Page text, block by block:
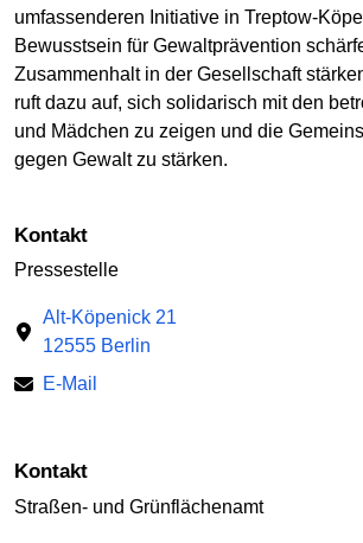
umfassenderen Initiative in Treptow-
Bewusstsein für Gewaltprävention
Zusammenhalt in der Gesellschaft
ruft dazu auf, sich solidarisch mit den
und Mädchen zu zeigen und die
gegen Gewalt zu stärken.
Kontakt
Pressestelle
Alt-Köpenick 21
12555 Berlin
E-Mail
Kontakt
Straßen- und Grünflächenamt